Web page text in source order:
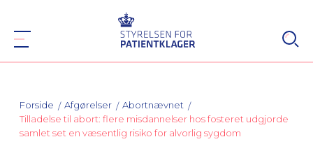
Forside Afgørelser
Abortnævnet
Tilladelse til abort: flere misdannelser hos fosteret udgjorde
samlet set en væsentlig risiko for alvorlig sygdom